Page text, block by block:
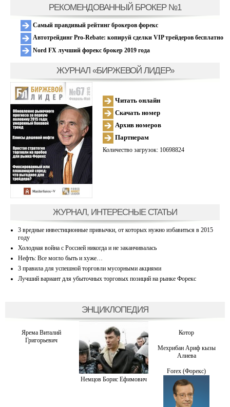
РЕКОМЕНДОВАННЫЙ БРОКЕР №1
Самый правдивый рейтинг брокеров форекс
Автотрейдинг Pro-Rebate: копируй сделки VIP трейдеров бесплатно
Nord FX лучший форекс брокер 2019 года
ЖУРНАЛ «БИРЖЕВОЙ ЛИДЕР»
Читать онлайн
Скачать номер
Архив номеров
Партнерам
Количество загрузок: 10698824
ЖУРНАЛ, ИНТЕРЕСНЫЕ СТАТЬИ
3 вредные инвестиционные привычки, от которых нужно избавиться в 2015
году
Холодная война с Россией никогда и не заканчивалась
Нефть: Все могло быть и хуже…
3 правила для успешной торговли мусорными акциями
Лучший вариант для убыточных торговых позиций на рынке Форекс
ЭНЦИКЛОПЕДИЯ
Ярема Виталий
Григорьевич
Немцов Борис Ефимович
Котор
Мехрибан Ариф кызы
Алиева
Forex (Форекс)